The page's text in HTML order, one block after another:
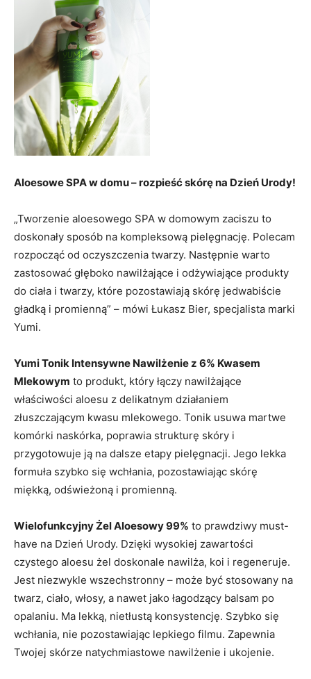
Aloesowe SPA w domu – rozpieść skórę na Dzień Urody!
„Tworzenie aloesowego SPA w domowym zaciszu to
doskonały sposób na kompleksową pielęgnację. Polecam
rozpocząć od oczyszczenia twarzy. Następnie warto
zastosować głęboko nawilżające i odżywiające produkty
do ciała i twarzy, które pozostawiają skórę jedwabiście
gładką i promienną” – mówi Łukasz Bier, specjalista marki
Yumi.
Yumi Tonik Intensywne Nawilżenie z 6% Kwasem
Mlekowym to produkt, który łączy nawilżające
właściwości aloesu z delikatnym działaniem
złuszczającym kwasu mlekowego. Tonik usuwa martwe
komórki naskórka, poprawia strukturę skóry i
przygotowuje ją na dalsze etapy pielęgnacji. Jego lekka
formuła szybko się wchłania, pozostawiając skórę
miękką, odświeżoną i promienną.
Wielofunkcyjny Żel Aloesowy 99% to prawdziwy must-
have na Dzień Urody. Dzięki wysokiej zawartości
czystego aloesu żel doskonale nawilża, koi i regeneruje.
Jest niezwykle wszechstronny – może być stosowany na
twarz, ciało, włosy, a nawet jako łagodzący balsam po
opalaniu. Ma lekką, nietłustą konsystencję. Szybko się
wchłania, nie pozostawiając lepkiego filmu. Zapewnia
Twojej skórze natychmiastowe nawilżenie i ukojenie.